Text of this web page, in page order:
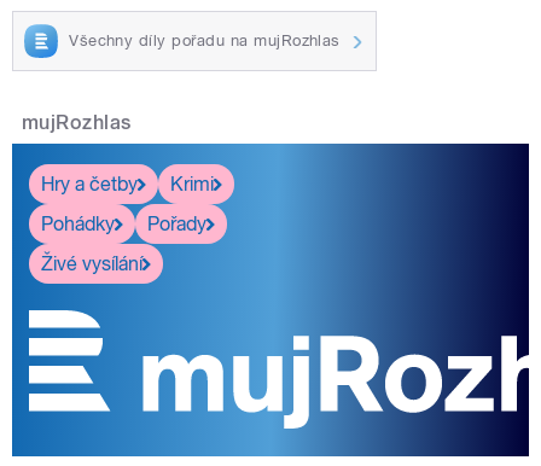
Všechny díly pořadu na mujRozhlas
mujRozhlas
Hry a četby
Krimi
Pohádky
Pořady
Živé vysílání